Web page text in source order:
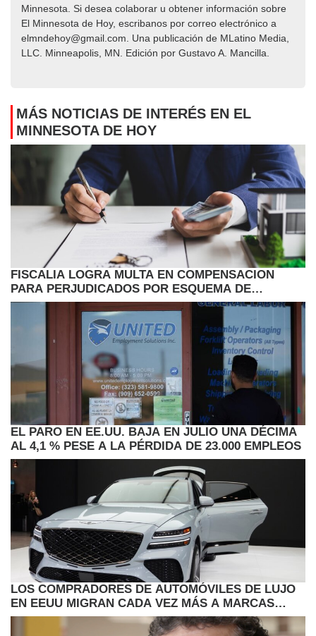
Minnesota. Si desea colaborar u obtener información sobre
El Minnesota de Hoy, escribanos por correo electrónico a
elmndehoy@gmail.com. Una publicación de MLatino Media,
LLC. Minneapolis, MN. Edición por Gustavo A. Mancilla.
MÁS NOTICIAS DE INTERÉS EN EL
MINNESOTA DE HOY
FISCALIA LOGRA MULTA EN COMPENSACION
PARA PERJUDICADOS POR ESQUEMA DE
PRESTAMOS HIPOTECARIOS
EL PARO EN EE.UU. BAJA EN JULIO UNA DÉCIMA
AL 4,1 % PESE A LA PÉRDIDA DE 23.000 EMPLEOS
LOS COMPRADORES DE AUTOMÓVILES DE LUJO
EN EEUU MIGRAN CADA VEZ MÁS A MARCAS
CONVENCIONALES